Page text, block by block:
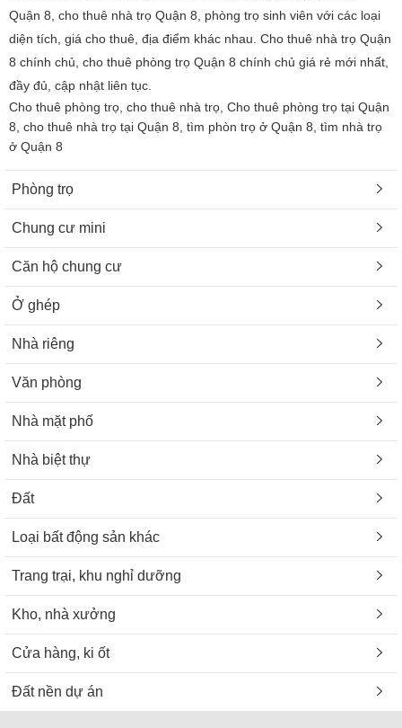
Quận 8, cho thuê nhà trọ Quận 8, phòng trọ sinh viên với các loại
diện tích, giá cho thuê, địa điểm khác nhau. Cho thuê nhà trọ Quận
8 chính chủ, cho thuê phòng trọ Quận 8 chính chủ giá rẻ mới nhất,
đầy đủ, cập nhật liên tục.
Cho thuê phòng trọ, cho thuê nhà trọ, Cho thuê phòng trọ tại Quận
8, cho thuê nhà trọ tại Quận 8, tìm phòn trọ ở Quận 8, tìm nhà trọ
ở Quận 8
Phòng trọ
Chung cư mini
Căn hộ chung cư
Ở ghép
Nhà riêng
Văn phòng
Nhà mặt phố
Nhà biệt thự
Đất
Loại bất động sản khác
Trang trại, khu nghỉ dưỡng
Kho, nhà xưởng
Cửa hàng, ki ốt
Đất nền dự án